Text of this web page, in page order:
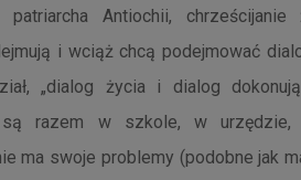
patriarcha Antiochii,
i wciąż chcą podejmować
„dialog życia i dialog
są razem w szkole, w urzędzie,
ma swoje problemy (podobne jak